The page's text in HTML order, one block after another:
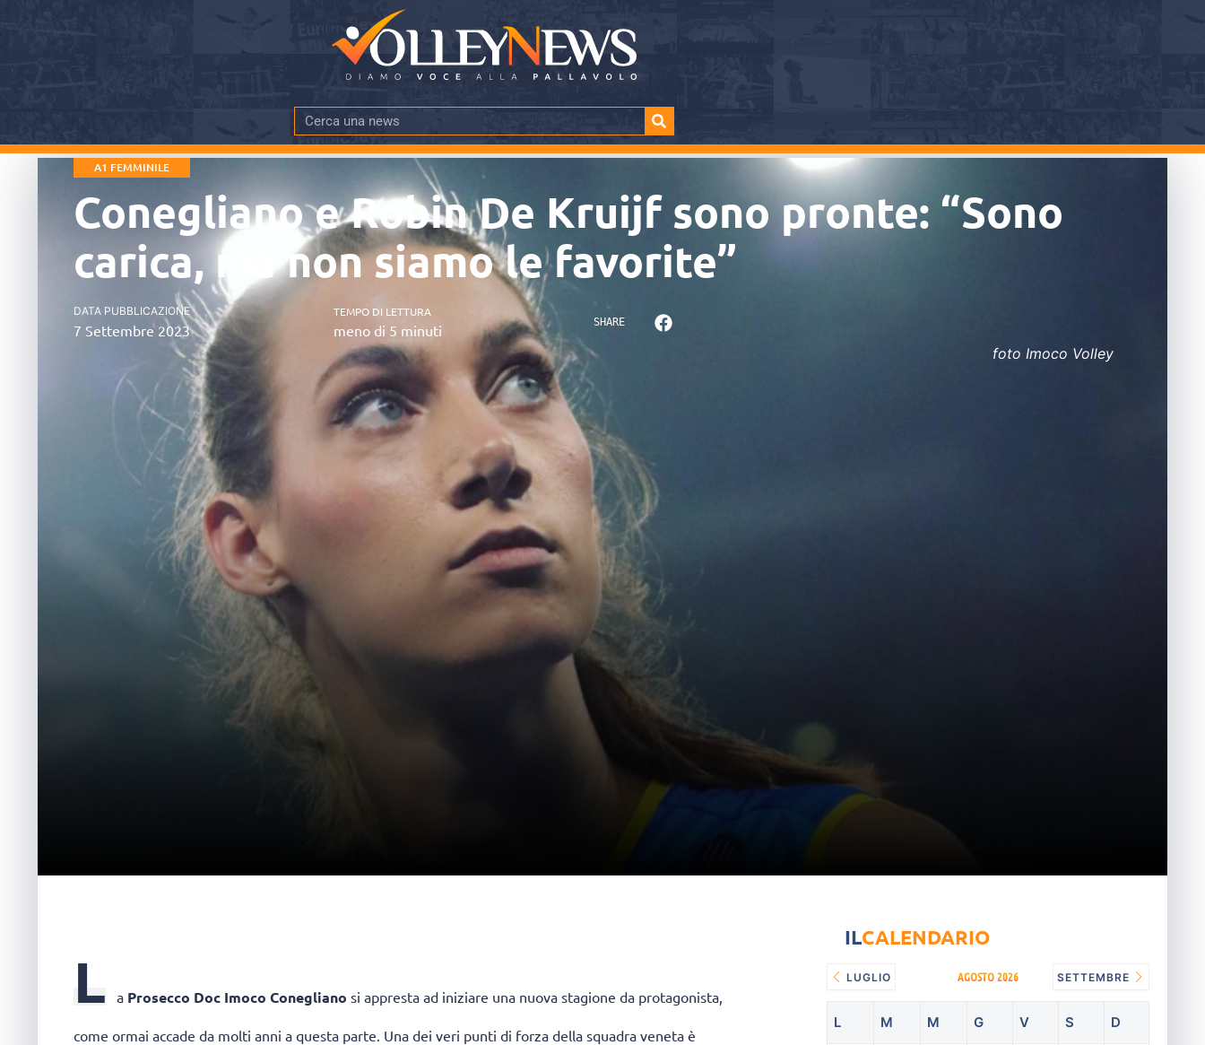
A1 FEMMINILE
Conegliano e Robin De Kruijf sono pronte: “Sono
carica, ma non siamo le favorite”
DATA PUBBLICAZIONE
7 Settembre 2023
TEMPO DI LETTURA
meno di 5 minuti SHARE
foto Imoco Volley
L a Prosecco Doc Imoco Conegliano si appresta ad iniziare una nuova stagione da protagonista,
come ormai accade da molti anni a questa parte. Una dei veri punti di forza della squadra veneta è
ILCALENDARIO
LUGLIO AGOSTO 2026 SETTEMBRE
L M M G V S D